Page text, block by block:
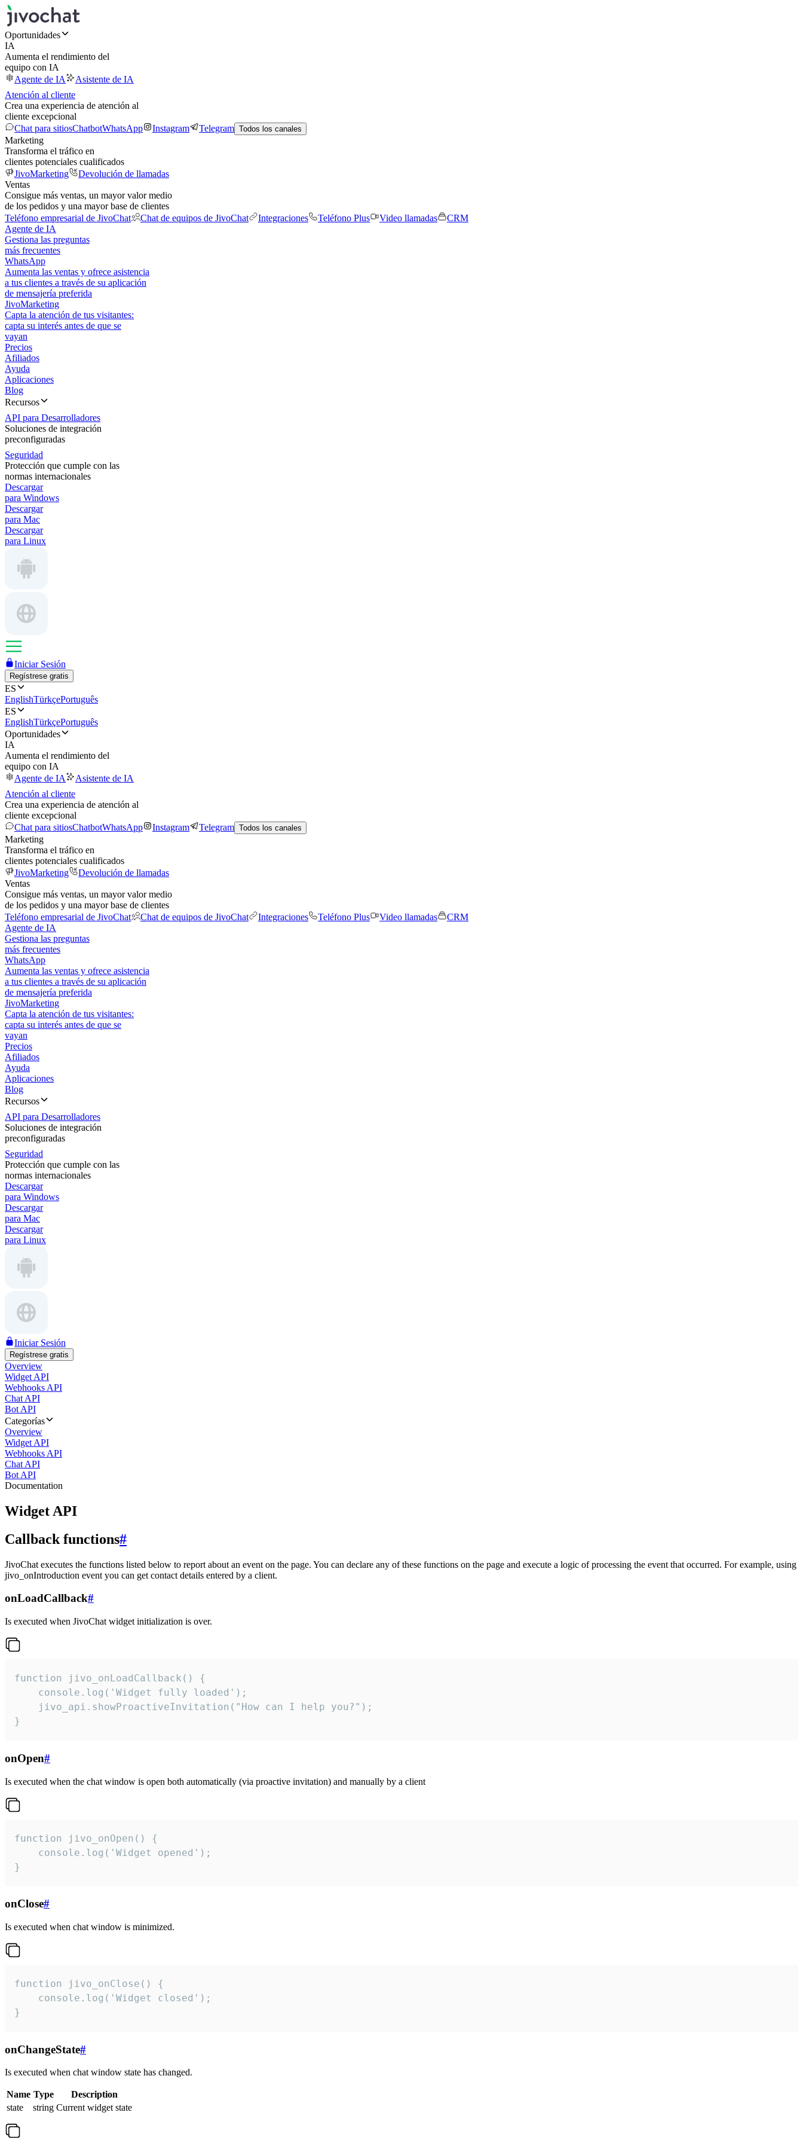
Oportunidades
IA
Aumenta el rendimiento del
equipo con IA
Agente de IA
Asistente de IA
Atención al cliente
Crea una experiencia de atención al
cliente excepcional
Chat para sitiosChatbotWhatsApp Instagram Telegram Todos los canales
Marketing
Transforma el tráfico en
clientes potenciales cualificados
JivoMarketing
Devolución de llamadas
Ventas
Consigue más ventas, un mayor valor medio
de los pedidos y una mayor base de clientes
Teléfono empresarial de JivoChat
Chat de equipos de JivoChat Integraciones Teléfono Plus Video llamadas
CRM
Agente de IA
Gestiona las preguntas
más frecuentes
WhatsApp
Aumenta las ventas y ofrece asistencia
a tus clientes a través de su aplicación
de mensajería preferida
JivoMarketing
Capta la atención de tus visitantes:
capta su interés antes de que se
vayan
Precios
Afiliados
Ayuda
Aplicaciones
Blog
Recursos
API para Desarrolladores
Soluciones de integración
preconfiguradas
Seguridad
Protección que cumple con las
normas internacionales
Descargar
para Windows
Descargar
para Mac
Descargar
para Linux
Iniciar Sesión
Regístrese gratis
ES
EnglishTürkçePortuguês
ES
EnglishTürkçePortuguês
Oportunidades
IA
Aumenta el rendimiento del
equipo con IA
Agente de IA
Asistente de IA
Atención al cliente
Crea una experiencia de atención al
cliente excepcional
Chat para sitiosChatbotWhatsApp Instagram Telegram Todos los canales
Marketing
Transforma el tráfico en
clientes potenciales cualificados
JivoMarketing
Devolución de llamadas
Ventas
Consigue más ventas, un mayor valor medio
de los pedidos y una mayor base de clientes
Teléfono empresarial de JivoChat
Chat de equipos de JivoChat Integraciones Teléfono Plus Video llamadas
CRM
Agente de IA
Gestiona las preguntas
más frecuentes
WhatsApp
Aumenta las ventas y ofrece asistencia
a tus clientes a través de su aplicación
de mensajería preferida
JivoMarketing
Capta la atención de tus visitantes:
capta su interés antes de que se
vayan
Precios
Afiliados
Ayuda
Aplicaciones
Blog
Recursos
API para Desarrolladores
Soluciones de integración
preconfiguradas
Seguridad
Protección que cumple con las
normas internacionales
Descargar
para Windows
Descargar
para Mac
Descargar
para Linux
Iniciar Sesión
Regístrese gratis
Overview
Widget API
Webhooks API
Chat API
Bot API
Categorías
Overview
Widget API
Webhooks API
Chat API
Bot API
Documentation
Widget API
Callback functions#
JivoChat executes the functions listed below to report about an event on the page. You can declare any of these functions on the page and execute a logic of processing the event that occurred. For example, using
jivo_onIntroduction event you can get contact details entered by a client.
onLoadCallback#
Is executed when JivoChat widget initialization is over.
function jivo_onLoadCallback() {
    console.log('Widget fully loaded');
    jivo_api.showProactiveInvitation("How can I help you?");
}
onOpen#
Is executed when the chat window is open both automatically (via proactive invitation) and manually by a client
function jivo_onOpen() {
    console.log('Widget opened');
}
onClose#
Is executed when chat window is minimized.
function jivo_onClose() {
    console.log('Widget closed');
}
onChangeState#
Is executed when chat window state has changed.
Name Type
Description
state
string Current widget state